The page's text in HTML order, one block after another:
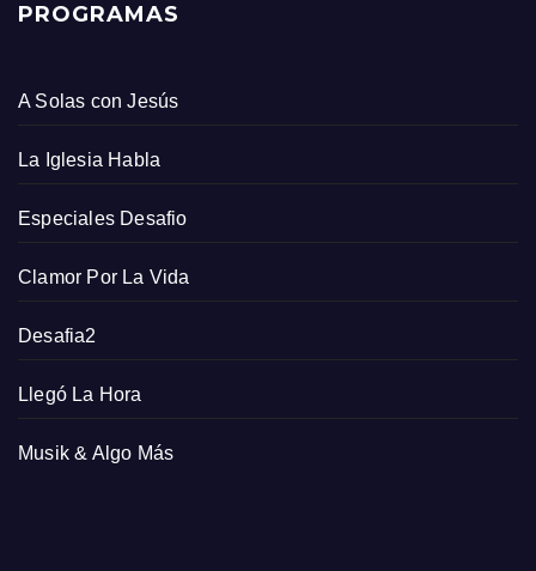
PROGRAMAS
A Solas con Jesús
La Iglesia Habla
Especiales Desafio
Clamor Por La Vida
Desafia2
Llegó La Hora
Musik & Algo Más